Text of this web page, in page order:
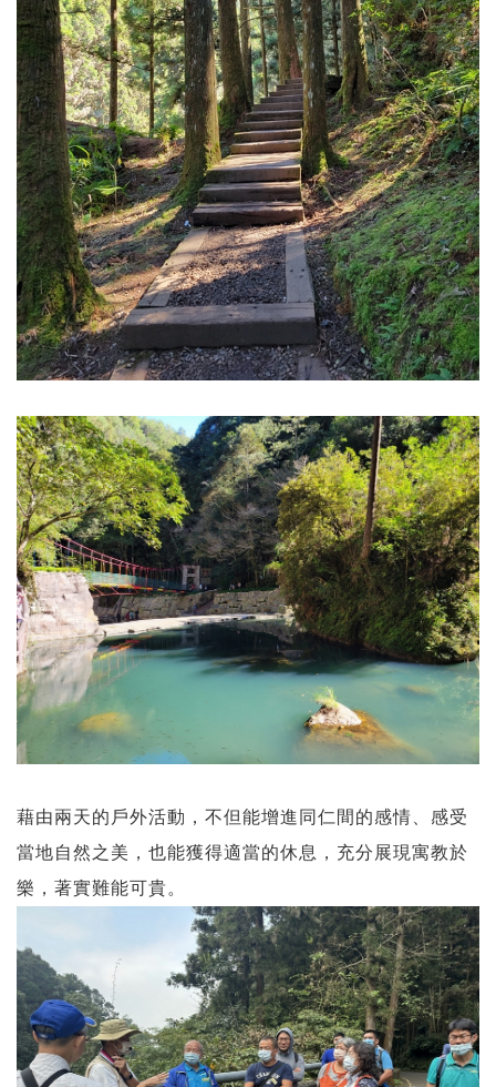
藉由兩天的戶外活動，不但能增進同仁間的感情、感受
當地自然之美，也能獲得適當的休息，充分展現寓教於
樂，著實難能可貴。